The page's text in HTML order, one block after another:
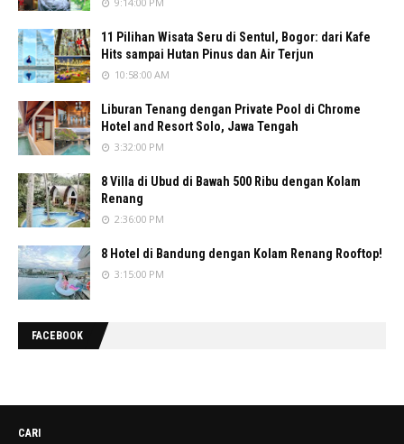
11 Pilihan Wisata Seru di Sentul, Bogor: dari Kafe
Hits sampai Hutan Pinus dan Air Terjun
10:58:00 AM
Liburan Tenang dengan Private Pool di Chrome
Hotel and Resort Solo, Jawa Tengah
3:32:00 PM
8 Villa di Ubud di Bawah 500 Ribu dengan Kolam
Renang
2:36:00 PM
8 Hotel di Bandung dengan Kolam Renang Rooftop!
3:15:00 PM
FACEBOOK
CARI